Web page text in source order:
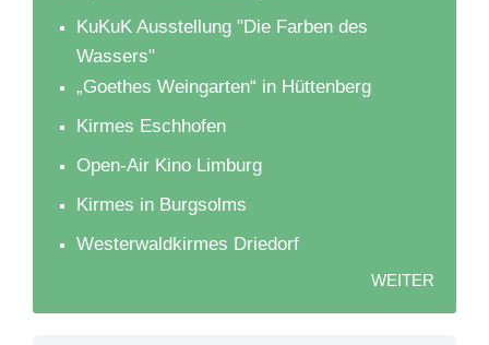
KuKuK Ausstellung "Die Farben des
Wassers"
„Goethes Weingarten“ in Hüttenberg
Kirmes Eschhofen
Open-Air Kino Limburg
Kirmes in Burgsolms
Westerwaldkirmes Driedorf
WEITER